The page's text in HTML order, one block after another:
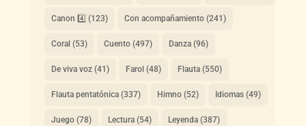
Canon 4️⃣ (123) Con acompañamiento(241)
Coral (53) Cuento(497) Danza(96)
De viva voz(41) Farol (48) Flauta(550)
Flauta pentatónica(337) Himno(52) Idiomas(49)
Juego(78) Lectura(54) Leyenda(387)